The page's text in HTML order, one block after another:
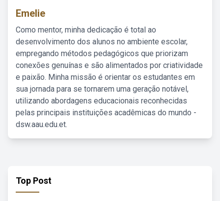
Emelie
Como mentor, minha dedicação é total ao
desenvolvimento dos alunos no ambiente escolar,
empregando métodos pedagógicos que priorizam
conexões genuínas e são alimentados por criatividade
e paixão. Minha missão é orientar os estudantes em
sua jornada para se tornarem uma geração notável,
utilizando abordagens educacionais reconhecidas
pelas principais instituições acadêmicas do mundo -
dsw.aau.edu.et.
Top Post